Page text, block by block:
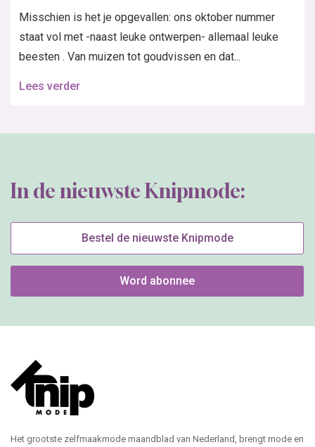
Misschien is het je opgevallen: ons oktober nummer
staat vol met -naast leuke ontwerpen- allemaal leuke
beesten . Van muizen tot goudvissen en dat...
Lees verder
In de nieuwste Knipmode:
Bestel de nieuwste Knipmode
Word abonnee
Het grootste zelfmaakmode maandblad van Nederland, brengt mode en